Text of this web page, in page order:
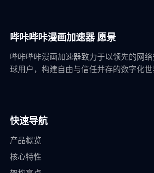
哔咔哔咔漫画加速器 愿景
哔咔哔咔漫画加速器致力于以领先的网
球用户，构建自由与信任并存的数字化世
快速导航
产品概览
核心特性